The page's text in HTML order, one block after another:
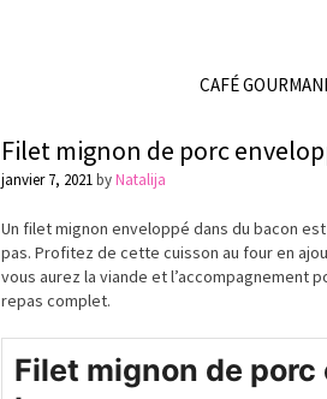
CAFÉ
Filet mignon de porc
janvier 7, 2021byNatalija
Un filet mignon enveloppé dans du bacon
pas. Profitez de cette cuisson au four en
vous aurez la viande et l’accompagnement
repas complet.
Filet mignon de porc